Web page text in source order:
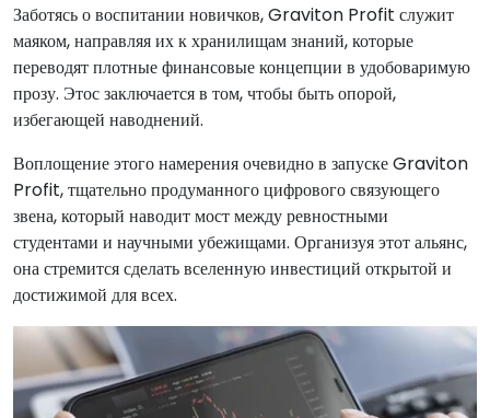
Заботясь о воспитании новичков, Graviton Profit служит
маяком, направляя их к хранилищам знаний, которые
переводят плотные финансовые концепции в удобоваримую
прозу. Этос заключается в том, чтобы быть опорой,
избегающей наводнений.
Воплощение этого намерения очевидно в запуске Graviton
Profit, тщательно продуманного цифрового связующего
звена, который наводит мост между ревностными
студентами и научными убежищами. Организуя этот альянс,
она стремится сделать вселенную инвестиций открытой и
достижимой для всех.